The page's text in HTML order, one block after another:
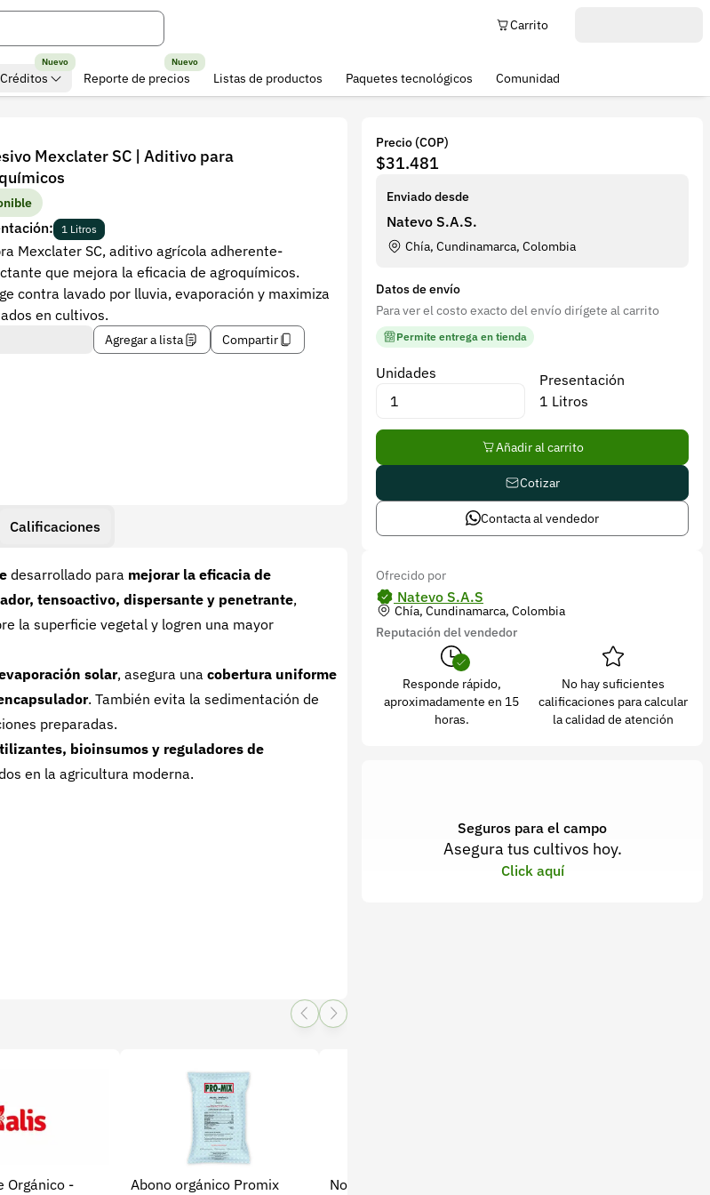
Carrito
Créditos
Nuevo
Reporte de precios
Nuevo
Listas de productos Paquetes tecnológicos Comunidad
Mexclater SC | Aditivo para
1 Litros
Mexclater SC, aditivo agrícola adherente-
que mejora la eficacia de agroquímicos.
contra lavado por lluvia, evaporación y maximiza
en cultivos.
Agregar a lista Compartir
Calificaciones
desarrollado para mejorar la eficacia de
tensoactivo, dispersante y penetrante,
la superficie vegetal y logren una mayor
solar, asegura una cobertura uniforme
. También evita la sedimentación de
preparadas.
bioinsumos y reguladores de
en la agricultura moderna.
Orgánico - Abono orgánico Promix Novaplant Alganova 500 g –
Precio (COP)
$31.481
Enviado desde
Natevo S.A.S.
Chía, Cundinamarca, Colombia
Datos de envío
Para ver el costo exacto del envío dirígete al carrito
Permite entrega en tienda
Unidades
Presentación
1 Litros
Añadir al carrito
Cotizar
Contacta al vendedor
Ofrecido por
Natevo S.A.S
Chía, Cundinamarca, Colombia
Reputación del vendedor
Responde rápido,
aproximadamente en 15
horas.
No hay suficientes
calificaciones para calcular
la calidad de atención
Seguros para el campo
Asegura tus cultivos hoy.
Click aquí